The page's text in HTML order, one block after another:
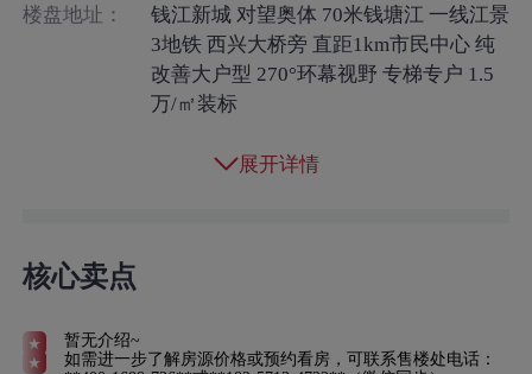
楼盘地址：
钱江新城 对望奥体 70米钱塘江 一线江景
3地铁 西兴大桥旁 直距1km市民中心 纯
改善大户型 270°环幕视野 专梯专户 1.5
万/㎡装标
展开详情
核心卖点
暂无介绍~
如需进一步了解房源价格或预约看房，可联系售楼处电话：